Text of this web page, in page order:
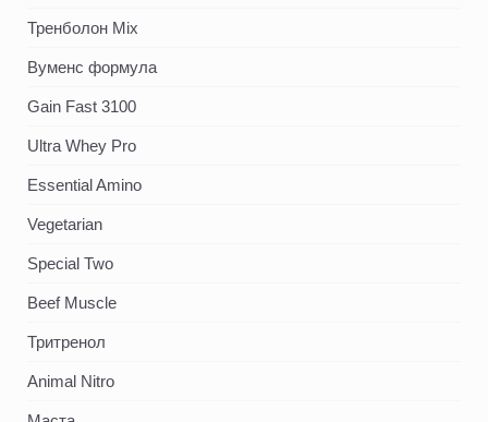
Тренболон Mix
Вуменс формула
Gain Fast 3100
Ultra Whey Pro
Essential Amino
Vegetarian
Special Two
Beef Muscle
Тритренол
Animal Nitro